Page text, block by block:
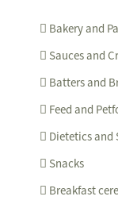
Bakery and
Sauces and
Batters and
Feed and
Dietetics
Snacks
Breakfast